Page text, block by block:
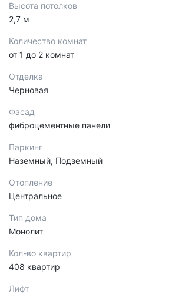
Высота потолков
2,7 м
Количество комнат
от 1 до 2 комнат
Отделка
Черновая
Фасад
фиброцементные панели
Паркинг
Наземный, Подземный
Отопление
Центральное
Тип дома
Монолит
Кол-во квартир
408 квартир
Лифт